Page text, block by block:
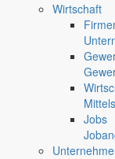
Wirtschaft
Jobs